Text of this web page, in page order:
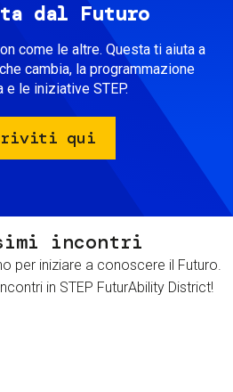
dal Futuro
come le altre. Questa ti aiuta a
cambia, la programmazione
e le iniziative STEP.
qui
incontri
per iniziare a conoscere il Futuro.
in STEP FuturAbility District!